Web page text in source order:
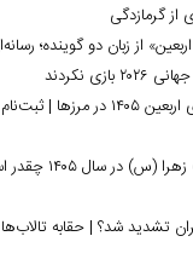
از گرمازدگی
اربعین» از زبان دو گوینده؛
نکردند
قیمت قبر در
تشدید شد؟ | حقابه